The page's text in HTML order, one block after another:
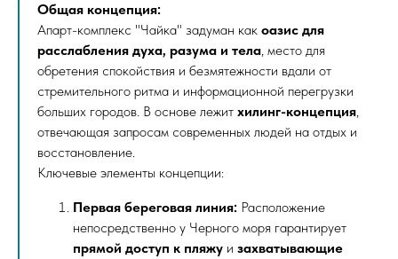
Общая концепция:
Апарт-комплекс "Чайка" задуман как оазис для
расслабления духа, разума и тела, место для
обретения спокойствия и безмятежности вдали от
стремительного ритма и информационной перегрузки
больших городов. В основе лежит хилинг-концепция,
отвечающая запросам современных людей на отдых и
восстановление.
Ключевые элементы концепции:
Первая береговая линия: Расположение
непосредственно у Черного моря гарантирует
прямой доступ к пляжу и захватывающие